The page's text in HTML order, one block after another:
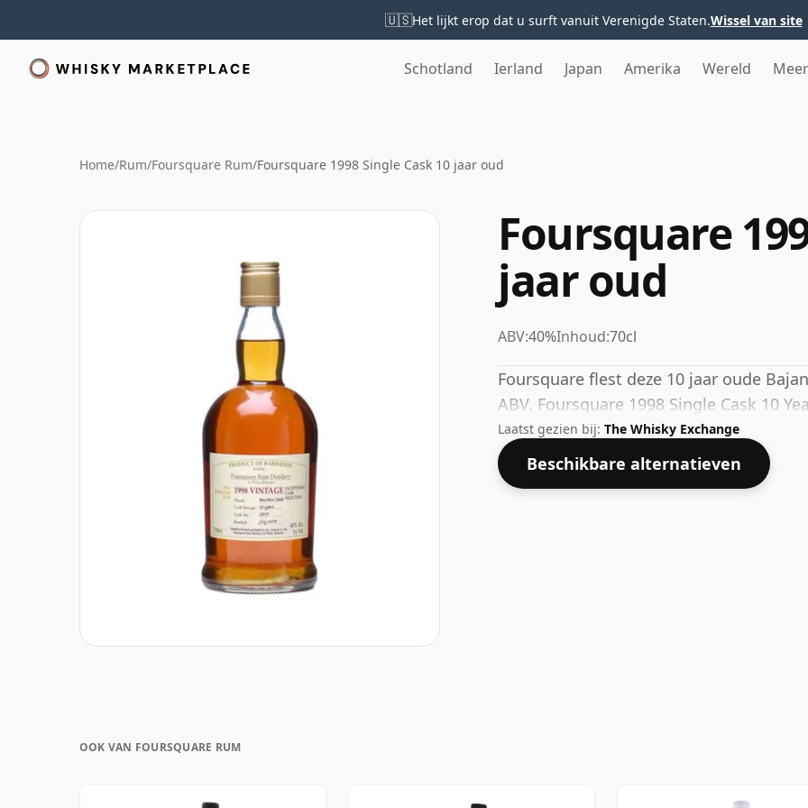
🇺🇸Het lijkt erop dat u surft vanuit Verenigde Staten.Wissel van site
Schotland Ierland Japan Amerika Wereld Meer
Home/Rum/Foursquare Rum/Foursquare 1998 Single Cask 10 jaar oud
Foursquare
jaar oud
ABV:40%Inhoud:70cl
Foursquare flest deze 10 jaar oude
ABV. Foursquare 1998 Single Cask 10
Laatst gezien bij: The Whisky Exchange
Beschikbare alternatieven
OOK VAN FOURSQUARE RUM